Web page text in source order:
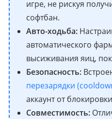
игре, не рискуя
софтбан.
Авто-ходьба:
автоматического
высиживания яиц,
Безопасность:
перезарядки
аккаунт от
Совместимость: